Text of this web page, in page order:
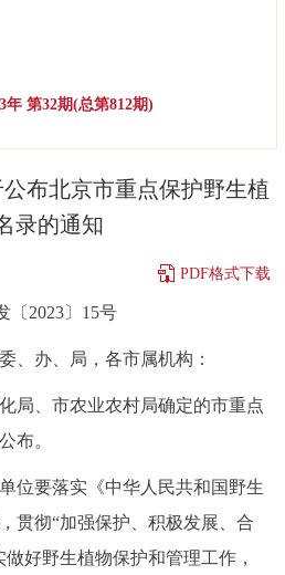
专题公开
部门服务
阳光政务
年 第32期(总第812期)
布北京市重点保护野生植
录的通知
PDF格式下载
〔2023〕15号
、办、局，各市属机构：
、市农业农村局确定的市重点
布。
要落实《中华人民共和国野生
贯彻“加强保护、积极发展、合
好野生植物保护和管理工作，